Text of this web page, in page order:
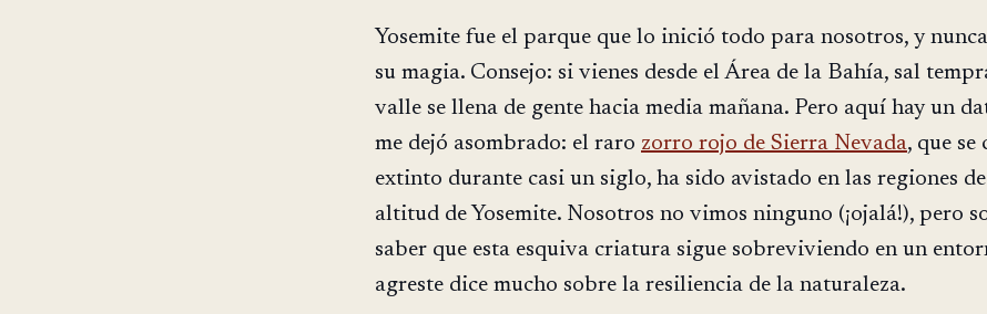
Yosemite fue el parque que lo inició todo para nosotros, y
su magia. Consejo: si vienes desde el Área de la Bahía, sal
valle se llena de gente hacia media mañana. Pero aquí hay un
me dejó asombrado: el raro zorro rojo de Sierra Nevada, que se
extinto durante casi un siglo, ha sido avistado en las regiones
altitud de Yosemite. Nosotros no vimos ninguno (¡ojalá!), pero
saber que esta esquiva criatura sigue sobreviviendo en un
agreste dice mucho sobre la resiliencia de la naturaleza.